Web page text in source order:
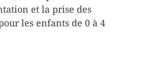
et la prise des
les enfants de 0 à 4